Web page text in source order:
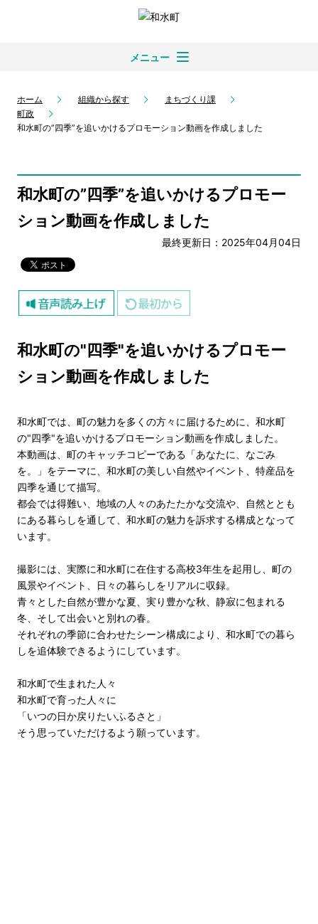
メニュー
ホーム 組織から探す
まちづくり課
町政
和水町の”四季”を追いかけるプロモーション動画を作成しました
和水町の”四季”を追いかけるプロモー
ション動画を作成しました
最終更新日：2025年04月04日
和水町の"四季"を追いかけるプロモー
ション動画を作成しました
和水町では、町の魅力を多くの方々に届けるために、和水町
の"四季"を追いかけるプロモーション動画を作成しました。
本動画は、町のキャッチコピーである「あなたに、なごみ
を。」 をテーマに、和水町の美しい自然やイベント、 特産品を
四季を通じて描写。
都会では得難い、地域の人々のあたたかな交流や、
自然ととも
にある暮らしを通して、 和水町の魅力を訴求する構成となって
います。
撮影には、実際に和水町に在住する高校3年生を起用し、 町の
風景やイベント、日々の暮らしをリアルに収録。
青々とした自然が豊かな夏、実り豊かな秋、静寂に包まれる
冬、 そして出会いと別れの春。
それぞれの季節に合わせたシーン構成により、 和水町での暮ら
しを追体験できるようにしています。
和水町で生まれた人々
和水町で育った人々に
「いつの日か戻りたいふるさと」
そう思っていただけるよう願っています。